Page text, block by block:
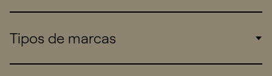
Tipos de marcas